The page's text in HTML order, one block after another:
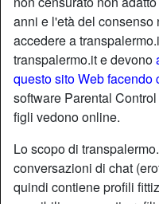
anni e l'età del
accedere a
transpalermo.it e devono
questo sito Web facendo
software Parental
figli vedono online.
Lo scopo di
conversazioni di chat
quindi contiene profili